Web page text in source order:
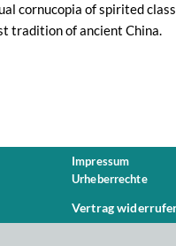
cornucopia of spirited
tradition of ancient China.
Impressum
Urheberrechte
Vertrag